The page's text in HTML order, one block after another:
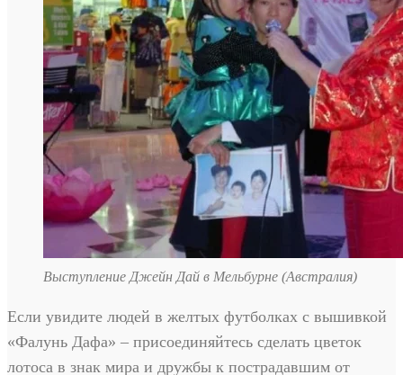
Выступление Джейн Дай в Мельбурне (Австралия)
Если увидите людей в желтых футболках с вышивкой
«Фалунь Дафа» – присоединяйтесь сделать цветок
лотоса в знак мира и дружбы к пострадавшим от